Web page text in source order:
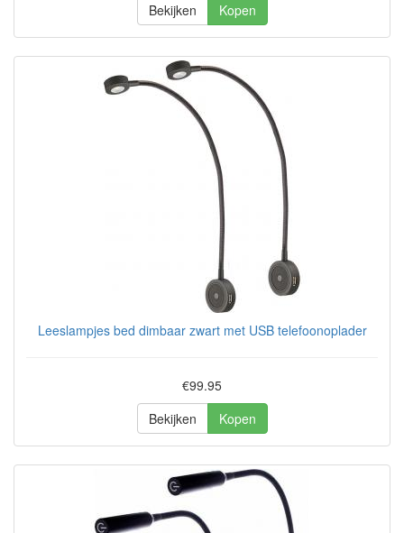
Bekijken
Kopen
Leeslampjes bed dimbaar zwart met USB telefoonoplader
€99.95
Bekijken
Kopen